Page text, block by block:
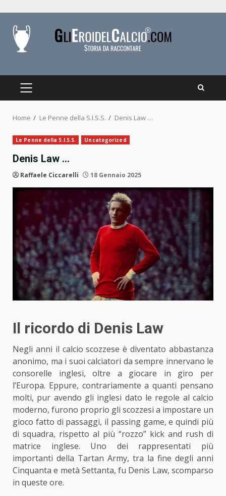
content
PRIMARY
Home Le Penne della S.I.S.S. Denis Law …
Le Penne della S.I.S.S. Uncategorized
Denis Law …
Raffaele Ciccarelli 18 Gennaio 2025
Il ricordo di Denis Law
Negli anni il calcio scozzese è diventato abbastanza
anonimo, ma i suoi calciatori da sempre innervano le
consorelle inglesi, oltre a giocare in giro per
l’Europa. Eppure, contrariamente a quanti pensano
molti, pur avendo gli inglesi dato le regole al calcio
moderno, furono proprio gli scozzesi a impostare un
gioco fatto di passaggi, il passing game, e quindi più
di squadra, rispetto al più “rozzo” kick and rush di
matrice inglese. Uno dei rappresentati più
importanti della Tartan Army, tra la fine degli anni
Cinquanta e metà Settanta, fu Denis Law, scomparso
in queste ore.